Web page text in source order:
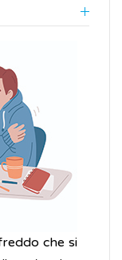
che si